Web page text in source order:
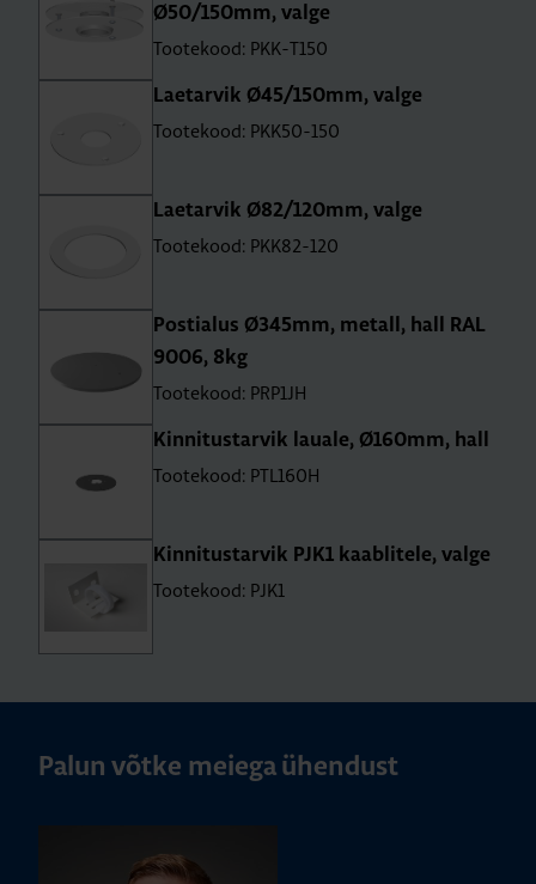
Ø50/150mm, valge
Tootekood: PKK-T150
Lae­tar­vik Ø45/150mm, valge
Tootekood: PKK50-150
Lae­tar­vik Ø82/120mm, valge
Tootekood: PKK82-120
Pos­ti­alus Ø345mm, metall, hall RAL
9006, 8kg
Tootekood: PRP1JH
Kin­ni­tus­tar­vik lauale, Ø160mm, hall
Tootekood: PTL160H
Kin­ni­tus­tar­vik PJK1 kaab­li­tele, valge
Tootekood: PJK1
Palun võtke meiega ühendust